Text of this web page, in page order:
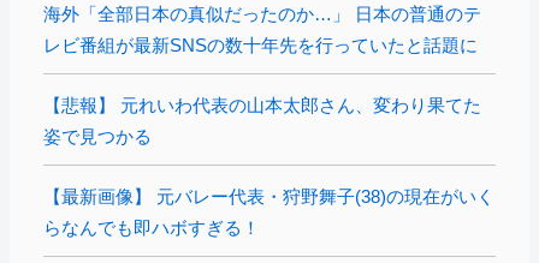
海外「全部日本の真似だったのか…」 日本の普通のテ
レビ番組が最新SNSの数十年先を行っていたと話題に
【悲報】 元れいわ代表の山本太郎さん、変わり果てた
姿で見つかる
【最新画像】 元バレー代表・狩野舞子(38)の現在がいく
らなんでも即ハボすぎる！